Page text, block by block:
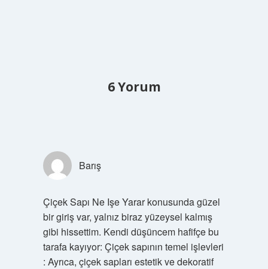
6 Yorum
Barış
Çiçek Sapı Ne Işe Yarar konusunda güzel
bir giriş var, yalnız biraz yüzeysel kalmış
gibi hissettim. Kendi düşüncem hafifçe bu
tarafa kayıyor: Çiçek sapının temel işlevleri
: Ayrıca, çiçek sapları estetik ve dekoratif